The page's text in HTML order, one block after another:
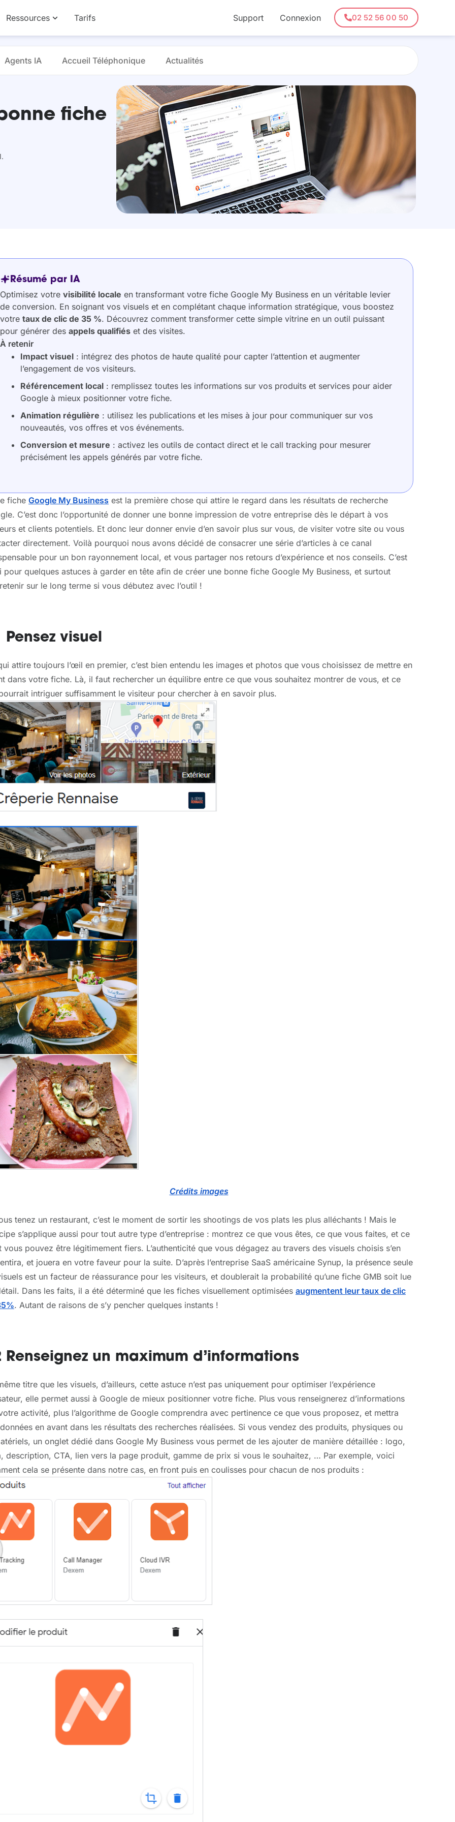
Ressources Tarifs Support Connexion 02 52 56 00 50
Agents IA Accueil Téléphonique Actualités
fiche
Résumé par IA
Optimisez votre visibilité locale en transformant votre fiche Google My Business en un véritable levier
de conversion. En soignant vos visuels et en complétant chaque information stratégique, vous boostez
votre taux de clic de 35 %. Découvrez comment transformer cette simple vitrine en un outil puissant
pour générer des appels qualifiés et des visites.
À retenir
Impact visuel : intégrez des photos de haute qualité pour capter l’attention et augmenter
l’engagement de vos visiteurs.
Référencement local : remplissez toutes les informations sur vos produits et services pour aider
Google à mieux positionner votre fiche.
Animation régulière : utilisez les publications et les mises à jour pour communiquer sur vos
nouveautés, vos offres et vos événements.
Conversion et mesure : activez les outils de contact direct et le call tracking pour mesurer
précisément les appels générés par votre fiche.
fiche Google My Business est la première chose qui attire le regard dans les résultats de recherche
C’est donc l’opportunité de donner une bonne impression de votre entreprise dès le départ à vos
et clients potentiels. Et donc leur donner envie d’en savoir plus sur vous, de visiter votre site ou vous
directement. Voilà pourquoi nous avons décidé de consacrer une série d’articles à ce canal
pour un bon rayonnement local, et vous partager nos retours d’expérience et nos conseils. C’est
pour quelques astuces à garder en tête afin de créer une bonne fiche Google My Business, et surtout
sur le long terme si vous débutez avec l’outil !
Pensez visuel
attire toujours l’œil en premier, c’est bien entendu les images et photos que vous choisissez de mettre en
dans votre fiche. Là, il faut rechercher un équilibre entre ce que vous souhaitez montrer de vous, et ce
intriguer suffisamment le visiteur pour chercher à en savoir plus.
Crédits images
tenez un restaurant, c’est le moment de sortir les shootings de vos plats les plus alléchants ! Mais le
s’applique aussi pour tout autre type d’entreprise : montrez ce que vous êtes, ce que vous faites, et ce
vous pouvez être légitimement fiers. L’authenticité que vous dégagez au travers des visuels choisis s’en
et jouera en votre faveur pour la suite. D’après l’entreprise SaaS américaine Synup, la présence seule
est un facteur de réassurance pour les visiteurs, et doublerait la probabilité qu’une fiche GMB soit lue
Dans les faits, il a été déterminé que les fiches visuellement optimisées augmentent leur taux de clic
. Autant de raisons de s’y pencher quelques instants !
Renseignez un maximum d’informations
titre que les visuels, d’ailleurs, cette astuce n’est pas uniquement pour optimiser l’expérience
elle permet aussi à Google de mieux positionner votre fiche. Plus vous renseignerez d’informations
activité, plus l’algorithme de Google comprendra avec pertinence ce que vous proposez, et mettra
en avant dans les résultats des recherches réalisées. Si vous vendez des produits, physiques ou
un onglet dédié dans Google My Business vous permet de les ajouter de manière détaillée : logo,
description, CTA, lien vers la page produit, gamme de prix si vous le souhaitez, … Par exemple, voici
cela se présente dans notre cas, en front puis en coulisses pour chacun de nos produits :